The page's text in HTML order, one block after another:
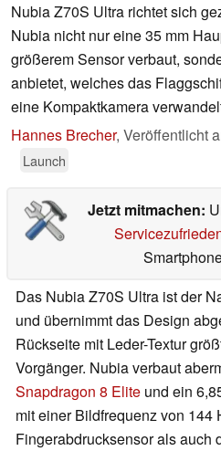
Nubia Z70S Ultra richtet sich
Nubia nicht nur eine 35 mm
größerem Sensor verbaut,
anbietet, welches das
eine Kompaktkamera
Hannes Brecher, Veröffentlicht
Launch
Jetzt mitmachen:
Das Nubia Z70S Ultra ist der
und übernimmt das Design
Rückseite mit Leder-Textur
Vorgänger. Nubia verbaut
Snapdragon 8 Elite und ein
mit einer Bildfrequenz von 144
Fingerabdrucksensor als auch